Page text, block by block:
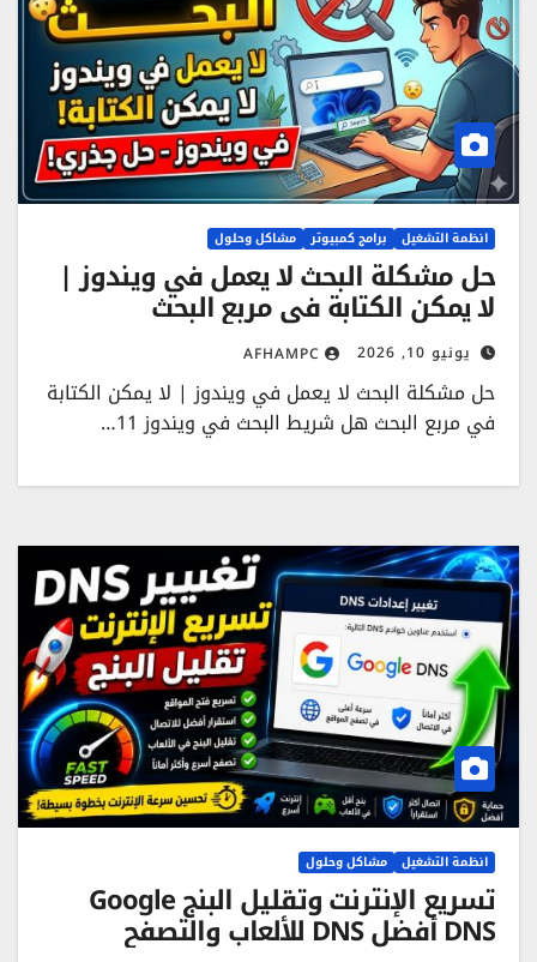
انظمة التشغيل برامج كمبيوتر مشاكل وحلول
حل مشكلة البحث لا يعمل في ويندوز |
لا يمكن الكتابة في مربع البحث
يونيو 10, 2026 AFHAMPC
حل مشكلة البحث لا يعمل في ويندوز | لا يمكن الكتابة
في مربع البحث هل شريط البحث في ويندوز 11…
انظمة التشغيل مشاكل وحلول
تسريع الإنترنت وتقليل البنج Google
DNS أفضل DNS للألعاب والتصفح